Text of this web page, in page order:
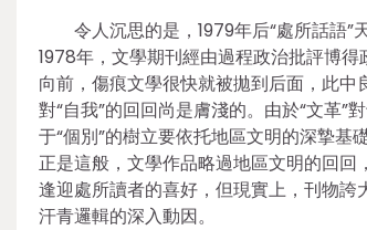
令人沉思的是，1979年后“處所話語
1978年，文學期刊經由過程政治批評博
向前，傷痕文學很快就被拋到后面，此
對“自我”的回回尚是膚淺的。由於“文革
于“個別”的樹立要依托地區文明的深摯基
正是這般，文學作品略過地區文明的回回
逢迎處所讀者的喜好，但現實上，刊物
汗青邏輯的深入動因。